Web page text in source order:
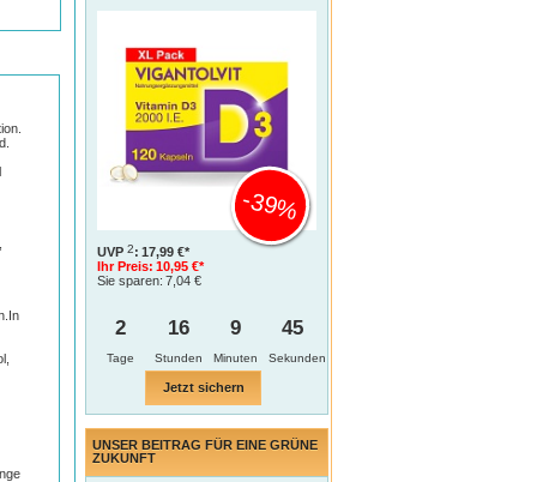
UVP 2: 17,99 €*
Ihr Preis: 10,95 €*
Sie sparen: 7,04 €
-39%
2
Tage
16 9 44
Jetzt sichern
UNSER BEITRAG FÜR EINE GRÜNE
ZUKUNFT